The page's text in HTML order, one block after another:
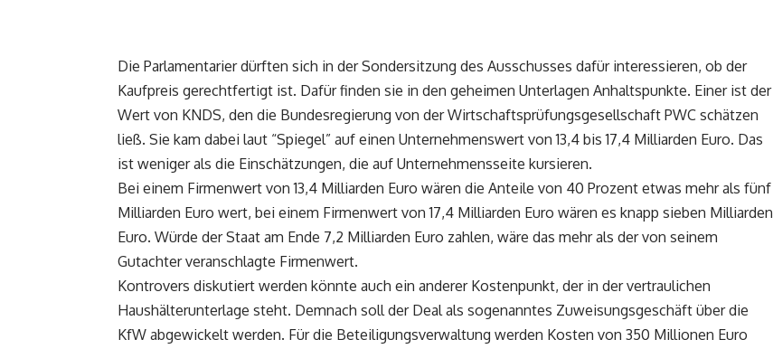
Die Parlamentarier dürften sich in der Sondersitzung des Ausschusses dafür interessieren, ob der
Kaufpreis gerechtfertigt ist. Dafür finden sie in den geheimen Unterlagen Anhaltspunkte. Einer ist der
Wert von KNDS, den die Bundesregierung von der Wirtschaftsprüfungsgesellschaft PWC schätzen
ließ. Sie kam dabei laut “Spiegel” auf einen Unternehmenswert von 13,4 bis 17,4 Milliarden Euro. Das
ist weniger als die Einschätzungen, die auf Unternehmensseite kursieren.
Bei einem Firmenwert von 13,4 Milliarden Euro wären die Anteile von 40 Prozent etwas mehr als fünf
Milliarden Euro wert, bei einem Firmenwert von 17,4 Milliarden Euro wären es knapp sieben Milliarden
Euro. Würde der Staat am Ende 7,2 Milliarden Euro zahlen, wäre das mehr als der von seinem
Gutachter veranschlagte Firmenwert.
Kontrovers diskutiert werden könnte auch ein anderer Kostenpunkt, der in der vertraulichen
Haushälterunterlage steht. Demnach soll der Deal als sogenanntes Zuweisungsgeschäft über die
KfW abgewickelt werden. Für die Beteiligungsverwaltung werden Kosten von 350 Millionen Euro